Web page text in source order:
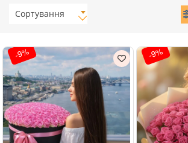
Сортування
-9% -9%